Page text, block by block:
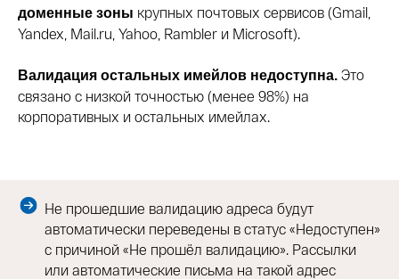
доменные зоны крупных почтовых сервисов (Gmail,
Yandex, Mail.ru, Yahoo, Rambler и Microsoft).
Валидация остальных имейлов недоступна. Это
связано с низкой точностью (менее 98%) на
корпоративных и остальных имейлах.
Не прошедшие валидацию адреса будут
автоматически переведены в статус «Недоступен»
с причиной «Не прошёл валидацию». Рассылки
или автоматические письма на такой адрес